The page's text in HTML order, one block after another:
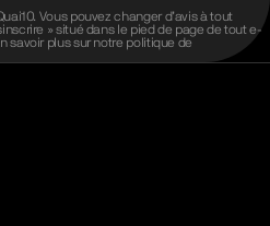
Vous pouvez changer d’avis à tout
» situé dans le pied de page de tout e-
savoir plus sur notre politique de